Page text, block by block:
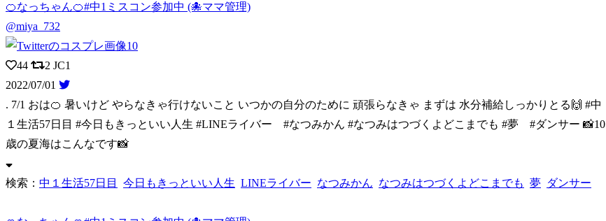
🍊なっちゃん🍊#中1ミスコン参加中 (🐙ママ管理)
@miya_732
44 2 JC1
2022/07/01
. 7/1 おは🍊 暑いけど やらなきゃ行けないこと いつかの自分のために 頑張らなきゃ まずは 水分補給しっかりとる🙌 #中
１生活57日目 #今日もきっといい人生 #LINEライバー #なつみかん #なつみはつづくよどこまでも #夢 #ダンサー 📸10
歳の夏海はこんなです📸
検索： 中１生活57日目 今日もきっといい人生 LINEライバー なつみかん なつみはつづくよどこまでも 夢 ダンサー